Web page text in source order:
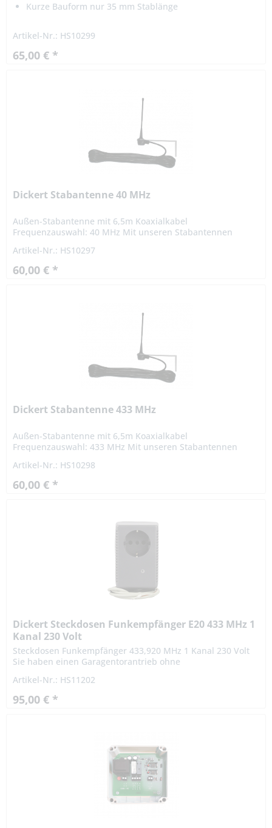
Kurze Bauform nur 35 mm Stablänge
Artikel-Nr.: HS10299
65,00 € *
Dickert Stabantenne 40 MHz
Außen-Stabantenne mit 6,5m Koaxialkabel
Frequenzauswahl: 40 MHz Mit unseren Stabantennen
optimieren. Die Montage sollte...
Artikel-Nr.: HS10297
60,00 € *
Dickert Stabantenne 433 MHz
Außen-Stabantenne mit 6,5m Koaxialkabel
Frequenzauswahl: 433 MHz Mit unseren Stabantennen
optimieren. Die Montage sollte...
Artikel-Nr.: HS10298
60,00 € *
Dickert Steckdosen Funkempfänger E20 433 MHz 1
Kanal 230 Volt
Steckdosen Funkempfänger 433,920 MHz 1 Kanal 230 Volt
Sie haben einen Garagentorantrieb ohne
lieferbar? Kein Problem! Mit...
Artikel-Nr.: HS11202
95,00 € *